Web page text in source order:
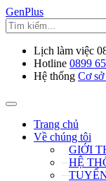
GenPlus
Lịch làm việc
Hotline 0899
Hệ thống Cơ
Trang chủ
Về chúng tôi
GIỚI
HỆ